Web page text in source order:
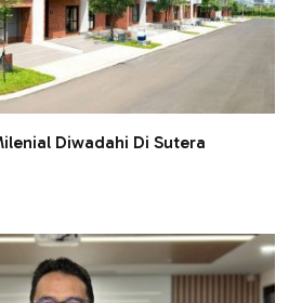
Diwadahi Di Sutera